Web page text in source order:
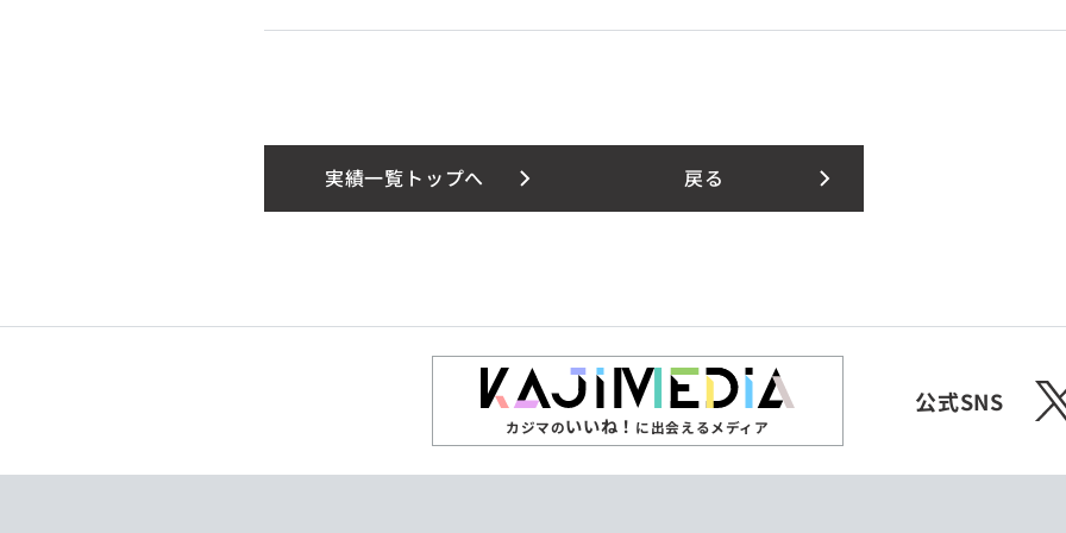
実績一覧トップへ 戻る
カジマのいいね！ に出会えるメディア
公式SNS X